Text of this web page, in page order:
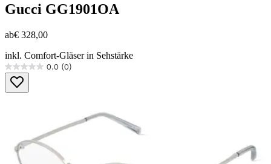
Gucci GG1901OA
ab€ 328,00
inkl. Comfort-Gläser in Sehstärke
0.0 (0)
0.0
von
5